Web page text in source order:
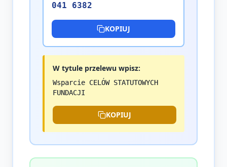
041 6382
KOPIUJ
W tytule przelewu wpisz:
Wsparcie CELÓW STATUTOWYCH
FUNDACJI
KOPIUJ